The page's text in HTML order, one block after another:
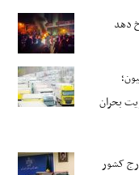
دهد
بحران
کشور